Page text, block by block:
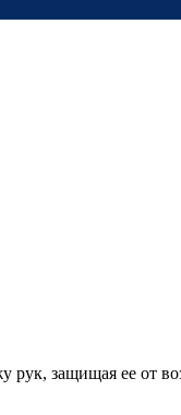
рук, защищая ее